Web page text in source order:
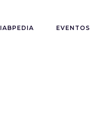
IABPEDIA EVENTOS